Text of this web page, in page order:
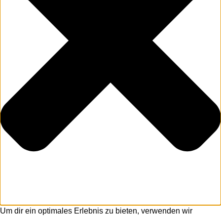
Um dir ein optimales Erlebnis zu bieten, verwenden wir